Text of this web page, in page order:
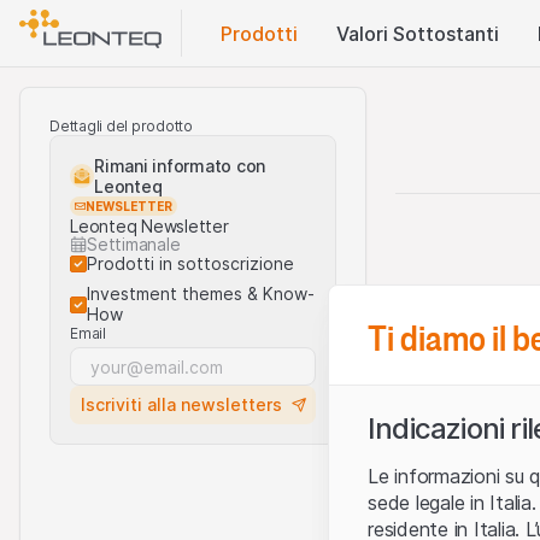
Prodotti Valori Sottostanti
Dettagli del prodotto
Rimani informato con
Leonteq
NEWSLETTER
Leonteq Newsletter
Settimanale
Prodotti in sottoscrizione
Investment themes & Know-
How
Email
Iscriviti alla newsletters
Ti diamo il
Indicazioni
Le informazioni su
sede legale in
residente in Italia.